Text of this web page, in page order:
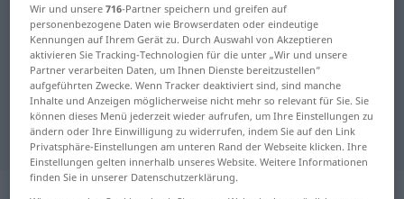
Deutsch-Norwegisch Übersetzung
für "Wendung"
"Wendung" Norwegisch
Übersetzung
„Wendung“ : Femininum
Wir und unsere716-Partner speichern und greifen auf
personenbezogene Daten wie Browserdaten oder eindeutige
Kennungen auf Ihrem Gerät zu. Durch Auswahl von Akzeptieren
aktivieren Sie Tracking-Technologien für die unter „Wir und unsere
Partner verarbeiten Daten, um Ihnen Dienste bereitzustellen“
aufgeführten Zwecke. Wenn Tracker deaktiviert sind, sind manche
Inhalte und Anzeigen möglicherweise nicht mehr so relevant für Sie. Sie
können dieses Menü jederzeit wieder aufrufen, um Ihre Einstellungen zu
ändern oder Ihre Einwilligung zu widerrufen, indem Sie auf den Link
Privatsphäre-Einstellungen am unteren Rand der Webseite klicken. Ihre
Einstellungen gelten innerhalb unseres Website. Weitere Informationen
finden Sie in unserer Datenschutzerklärung.